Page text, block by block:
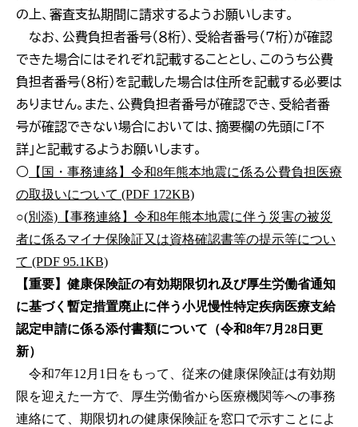
の上、審査支払期間に請求するようお願いします。
なお、公費負担者番号（８桁）、受給者番号（７桁）が確認
できた場合にはそれぞれ記載することとし、このうち公費
負担者番号（８桁）を記載した場合は住所を記載する必要は
ありません。また、公費負担者番号が確認でき、受給者番
号が確認できない場合においては、摘要欄の先頭に「不
詳」と記載するようお願いします。
○ 【国・事務連絡】令和8年熊本地震に係る公費負担医療
の取扱いについて (PDF 172KB)
○(別添)【事務連絡】令和8年熊本地震に伴う災害の被災
者に係るマイナ保険証又は資格確認書等の提示等につい
て (PDF 95.1KB)
【重要】健康保険証の有効期限切れ及び厚生労働省通知
に基づく暫定措置廃止に伴う小児慢性特定疾病医療支給
認定申請に係る添付書類について（令和8年7月28日更
新）
令和7年12月1日をもって、従来の健康保険証は有効期
限を迎えた一方で、厚生労働省から医療機関等への事務
連絡にて、期限切れの健康保険証を窓口で示すことによ